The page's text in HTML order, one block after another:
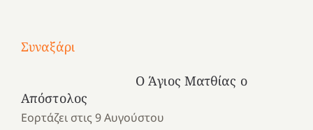
Συναξάρι
Ο Άγιος Ματθίας ο
Απόστολος
Εορτάζει στις 9 Αυγούστου
Μια
ένα
καλοκαίρι
και
Νοσοκομείο
“Ερυθρός
Κατασκηνωτικές
το
Ελληνικό